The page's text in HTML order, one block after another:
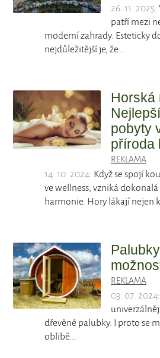
26. 11. 2025:
patří mezi
moderní zahrady. Esteticky
nejdůležitější je, že…
Horská
pobyty
příroda
REKLAMA
14. 10. 2024: Když se spojí
ve wellness, vzniká
harmonie. Hory lákají nejen
REKLAMA
03. 07. 2024
dřevěné palubky. I proto se
oblibě.…